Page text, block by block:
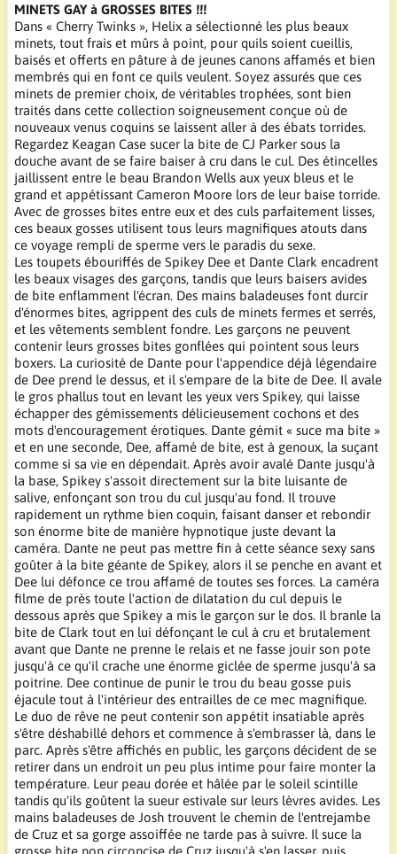
MINETS GAY à GROSSES BITES !!!
Dans « Cherry Twinks », Helix a sélectionné les plus beaux
minets, tout frais et mûrs à point, pour quils soient cueillis,
baisés et offerts en pâture à de jeunes canons affamés et bien
membrés qui en font ce quils veulent. Soyez assurés que ces
minets de premier choix, de véritables trophées, sont bien
traités dans cette collection soigneusement conçue où de
nouveaux venus coquins se laissent aller à des ébats torrides.
Regardez Keagan Case sucer la bite de CJ Parker sous la
douche avant de se faire baiser à cru dans le cul. Des étincelles
jaillissent entre le beau Brandon Wells aux yeux bleus et le
grand et appétissant Cameron Moore lors de leur baise torride.
Avec de grosses bites entre eux et des culs parfaitement lisses,
ces beaux gosses utilisent tous leurs magnifiques atouts dans
ce voyage rempli de sperme vers le paradis du sexe.
Les toupets ébouriffés de Spikey Dee et Dante Clark encadrent
les beaux visages des garçons, tandis que leurs baisers avides
de bite enflamment l'écran. Des mains baladeuses font durcir
d'énormes bites, agrippent des culs de minets fermes et serrés,
et les vêtements semblent fondre. Les garçons ne peuvent
contenir leurs grosses bites gonflées qui pointent sous leurs
boxers. La curiosité de Dante pour l'appendice déjà légendaire
de Dee prend le dessus, et il s'empare de la bite de Dee. Il avale
le gros phallus tout en levant les yeux vers Spikey, qui laisse
échapper des gémissements délicieusement cochons et des
mots d'encouragement érotiques. Dante gémit « suce ma bite »
et en une seconde, Dee, affamé de bite, est à genoux, la suçant
comme si sa vie en dépendait. Après avoir avalé Dante jusqu'à
la base, Spikey s'assoit directement sur la bite luisante de
salive, enfonçant son trou du cul jusqu'au fond. Il trouve
rapidement un rythme bien coquin, faisant danser et rebondir
son énorme bite de manière hypnotique juste devant la
caméra. Dante ne peut pas mettre fin à cette séance sexy sans
goûter à la bite géante de Spikey, alors il se penche en avant et
Dee lui défonce ce trou affamé de toutes ses forces. La caméra
filme de près toute l'action de dilatation du cul depuis le
dessous après que Spikey a mis le garçon sur le dos. Il branle la
bite de Clark tout en lui défonçant le cul à cru et brutalement
avant que Dante ne prenne le relais et ne fasse jouir son pote
jusqu'à ce qu'il crache une énorme giclée de sperme jusqu'à sa
poitrine. Dee continue de punir le trou du beau gosse puis
éjacule tout à l'intérieur des entrailles de ce mec magnifique.
Le duo de rêve ne peut contenir son appétit insatiable après
s'être déshabillé dehors et commence à s'embrasser là, dans le
parc. Après s'être affichés en public, les garçons décident de se
retirer dans un endroit un peu plus intime pour faire monter la
température. Leur peau dorée et hâlée par le soleil scintille
tandis qu'ils goûtent la sueur estivale sur leurs lèvres avides. Les
mains baladeuses de Josh trouvent le chemin de l'entrejambe
de Cruz et sa gorge assoiffée ne tarde pas à suivre. Il suce la
grosse bite non circoncise de Cruz jusqu'à s'en lasser, puis